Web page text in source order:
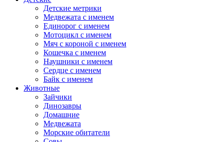
Детские метрики
Медвежата с именем
Единорог с именем
Мотоцикл с именем
Мяч с короной с именем
Кошечка с именем
Наушники с именем
Сердце с именем
Байк с именем
Животные
Зайчики
Динозавры
Домашние
Медвежата
Морские обитатели